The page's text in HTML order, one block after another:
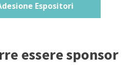
Espositori
essere sponsor